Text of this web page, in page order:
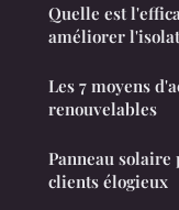
Quelle est
améliorer
Les 7 moyens
renouvelables
Panneau solaire
clients élogieux